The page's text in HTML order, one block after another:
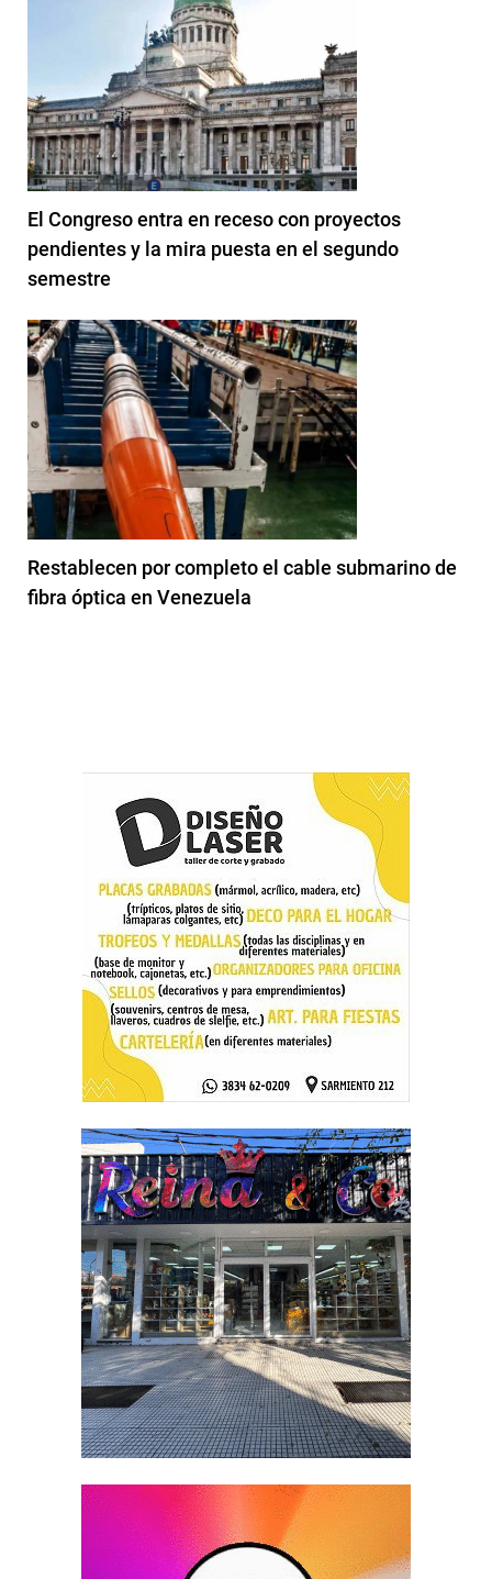
El Congreso entra en receso con proyectos
pendientes y la mira puesta en el segundo
semestre
Restablecen por completo el cable submarino de
fibra óptica en Venezuela